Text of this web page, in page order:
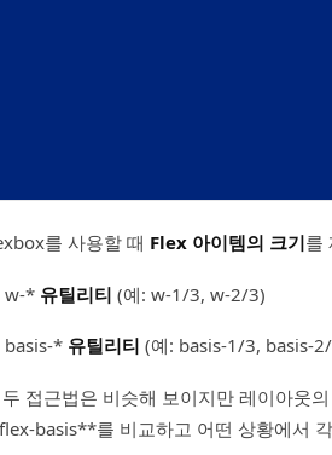
를 사용할 때 Flex 아이템의 크기를
w-* 유틸리티 (예: w-1/3, w-2/3)
basis-* 유틸리티 (예: basis-1/3, basis-
접근법은 비슷해 보이지만 레이아웃
basis**를 비교하고 어떤 상황에서